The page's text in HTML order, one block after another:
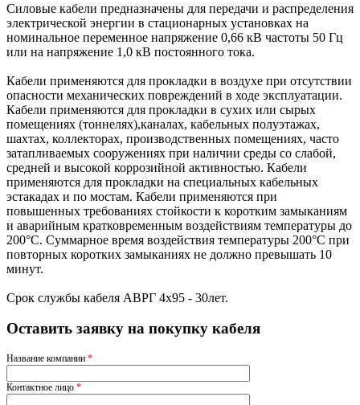
Силовые кабели предназначены для передачи и распределения
электрической энергии в стационарных установках на
номинальное переменное напряжение 0,66 кВ частоты 50 Гц
или на напряжение 1,0 кВ постоянного тока.
Кабели применяются для прокладки в воздухе при отсутствии
опасности механических повреждений в ходе эксплуатации.
Кабели применяются для прокладки в сухих или сырых
помещениях (тоннелях),каналах, кабельных полуэтажах,
шахтах, коллекторах, производственных помещениях, часто
затапливаемых сооружениях при наличии среды со слабой,
средней и высокой коррозийной активностью. Кабели
применяются для прокладки на специальных кабельных
эстакадах и по мостам. Кабели применяются при
повышенных требованиях стойкости к коротким замыканиям
и аварийным кратковременным воздействиям температуры до
200°С. Суммарное время воздействия температуры 200°С при
повторных коротких замыканиях не должно превышать 10
минут.
Срок службы кабеля АВРГ 4х95 - 30лет.
Оставить заявку на покупку кабеля
Название компании *
Контактное лицо *